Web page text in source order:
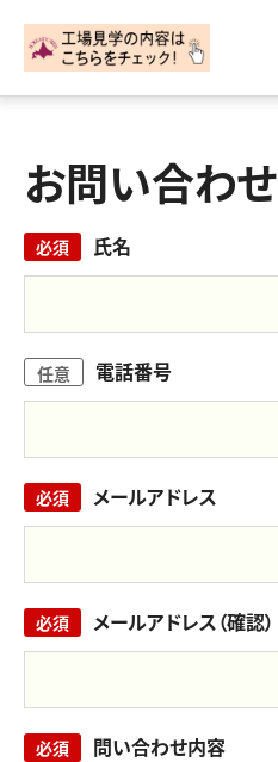
お問い合わせ
必須 氏名
任意 電話番号
必須 メールアドレス
必須 メールアドレス（確認）
必須 問い合わせ内容